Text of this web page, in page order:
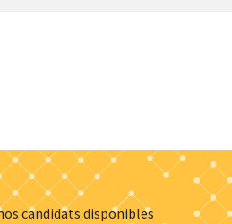
candidats disponibles